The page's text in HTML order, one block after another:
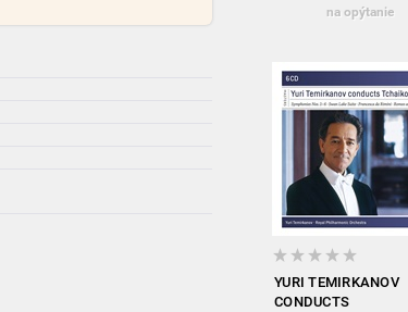
na opýtanie
YURI TEMIRKANOV
CONDUCTS